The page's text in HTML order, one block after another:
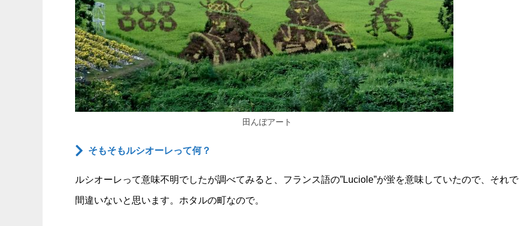
田んぼアート
そもそもルシオーレって何？
ルシオーレって意味不明でしたが調べてみると、フランス語の”Luciole”が蛍を意味していたので、それで
間違いないと思います。ホタルの町なので。